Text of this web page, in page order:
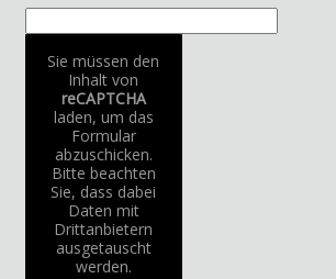
Sie müssen den
Inhalt von
reCAPTCHA
laden, um das
Formular
abzuschicken.
Bitte beachten
Sie, dass dabei
Daten mit
Drittanbietern
ausgetauscht
werden.